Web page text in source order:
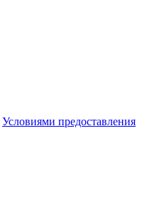
Условиями предоставления